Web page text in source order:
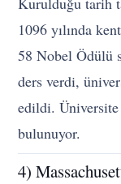
1096 yılında
58 Nobel Ödülü
ders verdi,
edildi. Üniversite
bulunuyor.
4)